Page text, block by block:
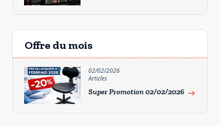
Offre du mois
02/02/2026
Articles
Super Promotion 02/02/2026 east